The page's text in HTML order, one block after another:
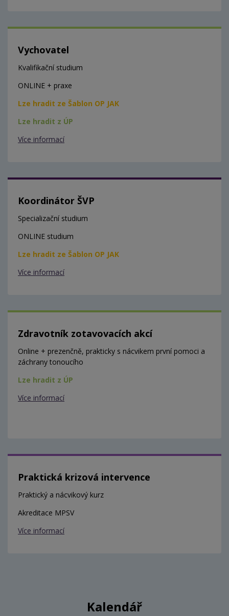
Vychovatel
Kvalifikační studium
ONLINE + praxe
Lze hradit ze Šablon OP JAK
Lze hradit z ÚP
Více informací
Koordinátor ŠVP
Specializační studium
ONLINE studium
Lze hradit ze Šablon OP JAK
Více informací
Zdravotník zotavovacích akcí
Online + prezenčně, prakticky s nácvikem první pomoci a
záchrany tonoucího
Lze hradit z ÚP
Více informací
Praktická krizová intervence
Praktický a nácvikový kurz
Akreditace MPSV
Více informací
Kalendář